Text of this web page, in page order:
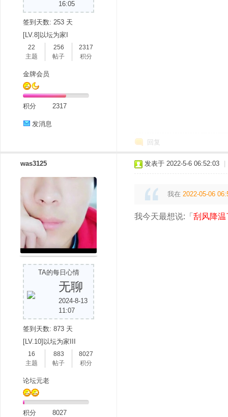
16:05
签到天数: 253 天
[LV.8]以坛为家I
22
主题
256
帖子
2317
积分
金牌会员
积分 2317
发消息
回复
was3125
TA的每日心情
无聊
2024-8-13
11:07
签到天数: 873 天
[LV.10]以坛为家III
16
主题
883
帖子
8027
积分
论坛元老
积分 8027
发表于 2022-5-6 06:52:03
我在 2022-05-06
我今天最想说:「 刮风降温